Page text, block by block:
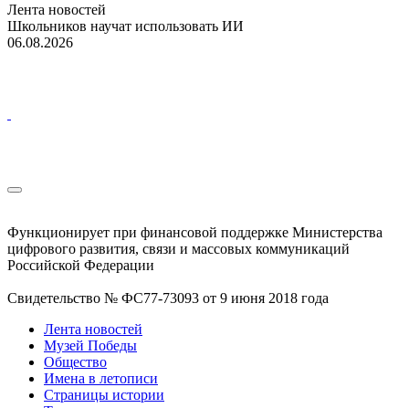
Лента новостей
Школьников научат использовать ИИ
06.08.2026
Функционирует при финансовой поддержке Министерства
цифрового развития, связи и массовых коммуникаций
Российской Федерации
Свидетельство № ФС77-73093 от 9 июня 2018 года
Лента новостей
Музей Победы
Общество
Имена в летописи
Страницы истории